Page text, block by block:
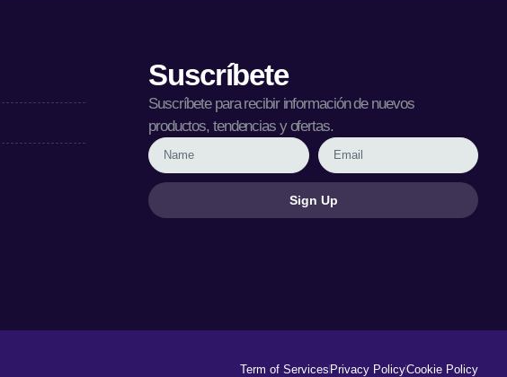
Suscríbete
Suscríbete para recibir información de nuevos
productos, tendencias y ofertas.
Sign Up
Term of Services Privacy PolicyCookie Policy